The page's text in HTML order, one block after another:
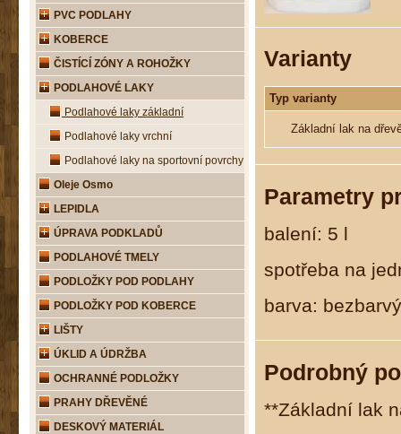
Varianty
Typ varianty
Základní lak na
Parametry
balení: 5 l
spotřeba na
barva: bezbarvý
Podrobný
**Základní lak
PVC PODLAHY
KOBERCE
ČISTÍCÍ ZÓNY A ROHOŽKY
PODLAHOVÉ LAKY
Podlahové laky základní
Podlahové laky vrchní
Podlahové laky na sportovní povrchy
Oleje Osmo
LEPIDLA
ÚPRAVA PODKLADŮ
PODLAHOVÉ TMELY
PODLOŽKY POD PODLAHY
PODLOŽKY POD KOBERCE
LIŠTY
ÚKLID A ÚDRŽBA
OCHRANNÉ PODLOŽKY
PRAHY DŘEVĚNÉ
DESKOVÝ MATERIÁL